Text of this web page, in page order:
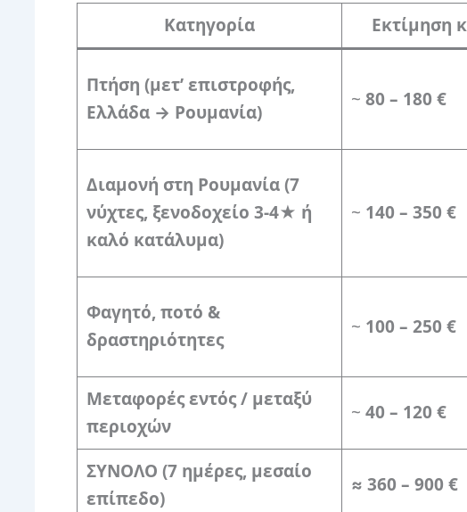
Κατηγορία Εκτίμηση
Πτήση (μετ’ επιστροφής,
Ελλάδα → Ρουμανία)
~ 80 – 180 €
Διαμονή στη Ρουμανία (7
νύχτες, ξενοδοχείο 3-4★ ή
καλό κατάλυμα)
~ 140 – 350 €
Φαγητό, ποτό &
δραστηριότητες
~ 100 – 250 €
Μεταφορές εντός / μεταξύ
περιοχών
~ 40 – 120 €
ΣΥΝΟΛΟ (7 ημέρες, μεσαίο
επίπεδο)
≈ 360 – 900 €